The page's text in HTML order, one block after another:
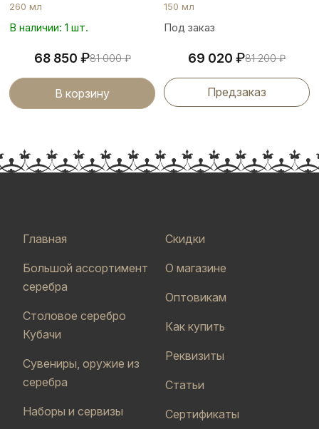
260 мл
В наличии: 1 шт.
68 850 ₽81 000₽
В корзину
150 мл
Под заказ
69 020 ₽81 200₽
Предзаказ
Главная
Большой ассортимент
серебра
Столовое серебро
Кубачи
Сувениры, оружие из
серебра
Наборы и сервизы
Скидки
О магазине
Оптовикам
Как купить
Реквизиты
Статьи
Сертификаты